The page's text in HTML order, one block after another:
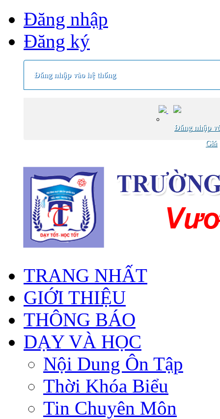
Đăng nhập
Đăng ký
Đăng nhập vào hệ thống
Đăng nhập
Giá
TRANG NHẤT
GIỚI THIỆU
THÔNG BÁO
DẠY VÀ HỌC
Nội Dung Ôn Tập
Thời Khóa Biểu
Tin Chuyên Môn